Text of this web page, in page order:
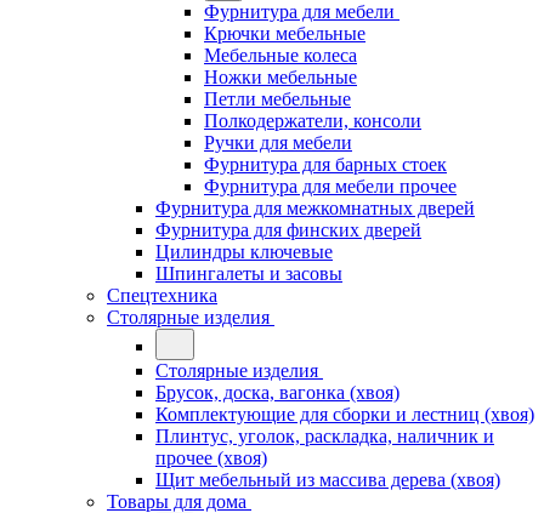
Фурнитура для мебели
Крючки мебельные
Мебельные колеса
Ножки мебельные
Петли мебельные
Полкодержатели, консоли
Ручки для мебели
Фурнитура для барных стоек
Фурнитура для мебели прочее
Фурнитура для межкомнатных дверей
Фурнитура для финских дверей
Цилиндры ключевые
Шпингалеты и засовы
Спецтехника
Столярные изделия
Столярные изделия
Брусок, доска, вагонка (хвоя)
Комплектующие для сборки и лестниц (хвоя)
Плинтус, уголок, раскладка, наличник и
прочее (хвоя)
Щит мебельный из массива дерева (хвоя)
Товары для дома